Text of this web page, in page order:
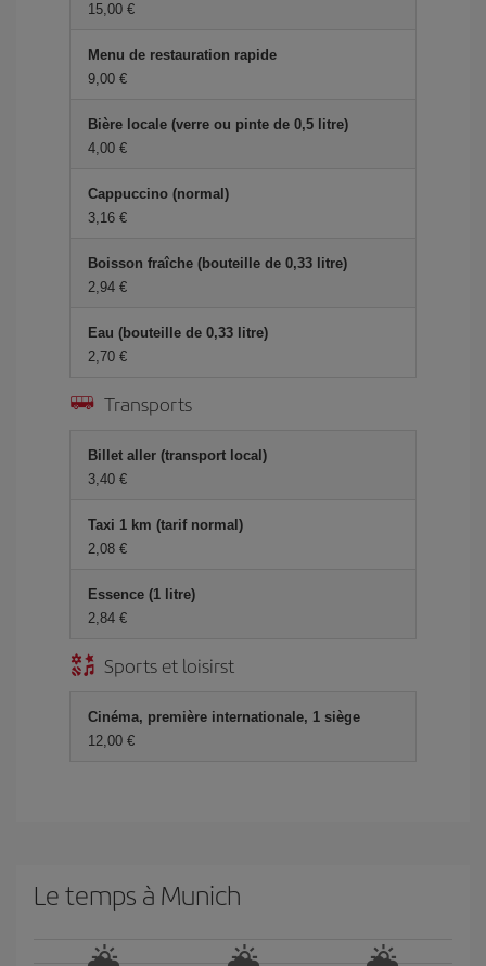
15,00 €
Menu de restauration rapide
9,00 €
Bière locale (verre ou pinte de 0,5 litre)
4,00 €
Cappuccino (normal)
3,16 €
Boisson fraîche (bouteille de 0,33 litre)
2,94 €
Eau (bouteille de 0,33 litre)
2,70 €
Transports
Billet aller (transport local)
3,40 €
Taxi 1 km (tarif normal)
2,08 €
Essence (1 litre)
2,84 €
Sports et loisirst
Cinéma, première internationale, 1 siège
12,00 €
Le temps à Munich